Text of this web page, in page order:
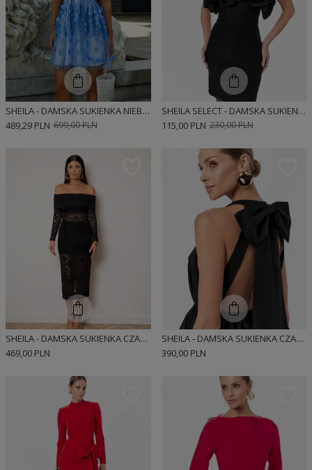
SHEILA - DAMSKA SUKIENKA NIEBIESKA W KWIATY Z PRZEZROCZYSTYMI ELEMENTAMI MINI 'AMBRE'
699,00 PLN
489,29 PLN
SHEILA SELECT - DAMSKA SUKIENKA CZARNA MINI 'GABRIELLA BLACK'
230,00 PLN
115,00 PLN
SHEILA - DAMSKA SUKIENKA CZARNA KORONKOWA WIECZOROWA MIDI 'AMUSE'
469,00 PLN
SHEILA - DAMSKA SUKIENKA CZARNA Z GOŁYMI PLECAMI Z KOKARDĄ MINI 'LINDA'
390,00 PLN